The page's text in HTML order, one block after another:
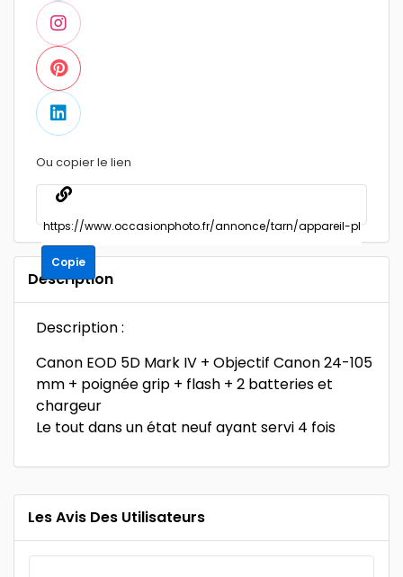
Ou copier le lien
Copie
Description
Description :
Canon EOD 5D Mark IV + Objectif Canon 24-105
mm + poignée grip + flash + 2 batteries et
chargeur
Le tout dans un état neuf ayant servi 4 fois
Les Avis Des Utilisateurs